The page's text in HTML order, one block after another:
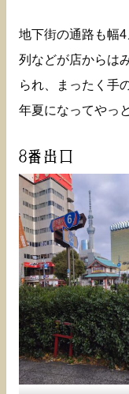
地下街の通路も幅
列などが店からは
られ、まったく手
年夏になってやっ
8番出口